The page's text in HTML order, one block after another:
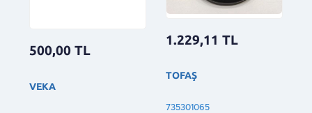
500,00 TL
VEKA
1.229,11 TL
TOFAŞ
735301065